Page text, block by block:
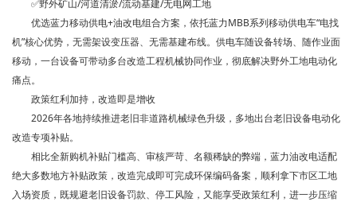
✅野外矿山/河道清淤/流动基建/无电网工地
优选蓝力移动供电+油改电组合方案，依托蓝力MBB系列移动供电车“电找
机”核心优势，无需架设变压器、无需基建布线。供电车随设备转场、随作业面
移动，一台设备可带动多台改造工程机械协同作业，彻底解决野外工地电动化
痛点。
政策红利加持，改造即是增收
2026年各地持续推进老旧非道路机械绿色升级，多地出台老旧设备电动化
改造专项补贴。
相比全新购机补贴门槛高、审核严苛、名额稀缺的弊端，蓝力油改电适配
绝大多数地方补贴政策，改造完成即可完成环保编码备案，顺利拿下市区工地
入场资质，既规避老旧设备罚款、停工风险，又能享受政策红利，进一步压缩